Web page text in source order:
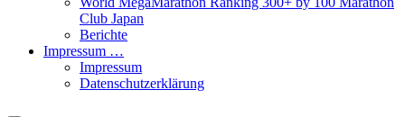
Club Japan
Berichte
Impressum …
Impressum
Datenschutzerklärung